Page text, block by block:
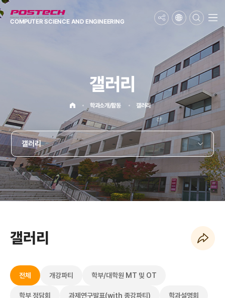
COMPUTER SCIENCE AND ENGINEERING
갤러리
학과소개/활동 갤러리
갤러리
갤러리
전체 개강파티 학부/대학원 MT 및 OT
학부 정담회 과제연구발표(with 종강파티) 학과설명회